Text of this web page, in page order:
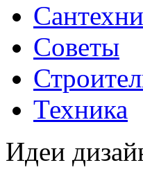
Советы
Техника
Идеи